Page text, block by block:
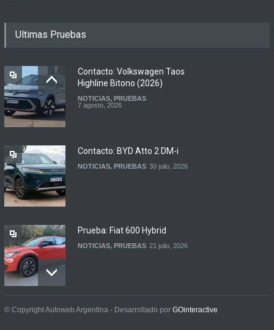
renovadas S2 y Skua 150 en
7 agosto, 2026
Argentina y Ecuador
Ultimas Pruebas
Contacto: Volkswagen Taos
Highline Bitono (2026)
NOTICIAS, PRUEBAS
7 agosto, 2026
Contacto: BYD Atto 2 DM-i
NOTICIAS, PRUEBAS 30 julio, 2026
Prueba: Fiat 600 Hybrid
NOTICIAS, PRUEBAS 21 julio, 2026
Prueba: BYD Song Pro GS
© Copyright Autoweb Argentina - Desarrollado por GOinteractive